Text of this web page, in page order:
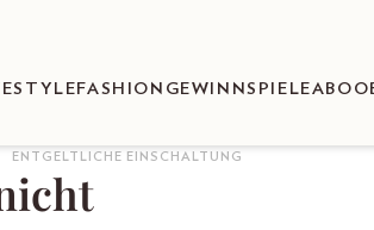
FASHION GEWINNSPIELEABO
ENTGELTLICHE EINSCHALTUNG